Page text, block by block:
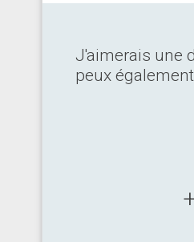
J'aimerais une
peux